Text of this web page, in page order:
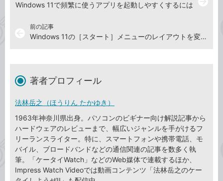
前の記事
Windows 11の［スタート］メニューのレイアウトを変更するには
Windows 11で頻繁に使うアプリを起動しやすくするには
著者プロフィール
法林岳之（ほうりん たかゆき）
1963年神奈川県出身。パソコンのビギナー向け解説記事から
ハードウェアのレビューまで、幅広いジャンルを手がけるフ
リーランスライター。特に、スマートフォンや携帯電話、モ
バイル、ブロードバンドなどの通信関連の記事を数多く執
筆。「ケータイWatch」などのWeb媒体で連載するほか、
Impress Watch Videoでは動画コンテンツ「法林岳之のケー